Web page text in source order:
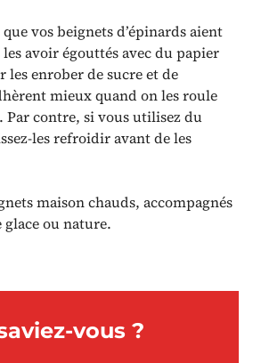
que vos beignets d’épinards aient
avoir égouttés avec du papier
les enrober de sucre et de
mieux quand on les roule
Par contre, si vous utilisez du
les refroidir avant de les
maison chauds, accompagnés
glace ou nature.
vous ?